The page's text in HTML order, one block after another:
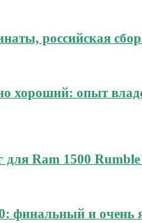
российская
хороший: опыт
для Ram 1500
финальный и